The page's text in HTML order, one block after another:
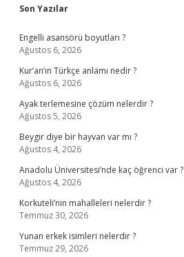
Sidebar
Son Yazılar
Engelli asansörü boyutları ?
Ağustos 6, 2026
Kur’an’ın Türkçe anlamı nedir ?
Ağustos 6, 2026
Ayak terlemesine çözüm nelerdir ?
Ağustos 5, 2026
Beygir diye bir hayvan var mı ?
Ağustos 4, 2026
Anadolu Üniversitesi’nde kaç öğrenci var ?
Ağustos 4, 2026
Korkuteli’nin mahalleleri nelerdir ?
Temmuz 30, 2026
Yunan erkek isimleri nelerdir ?
Temmuz 29, 2026